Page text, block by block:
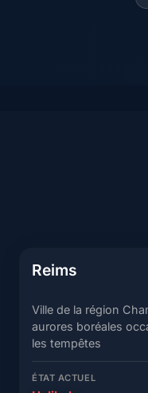
Reims
Ville de la région
aurores boréales
les tempêtes
ÉTAT ACTUEL